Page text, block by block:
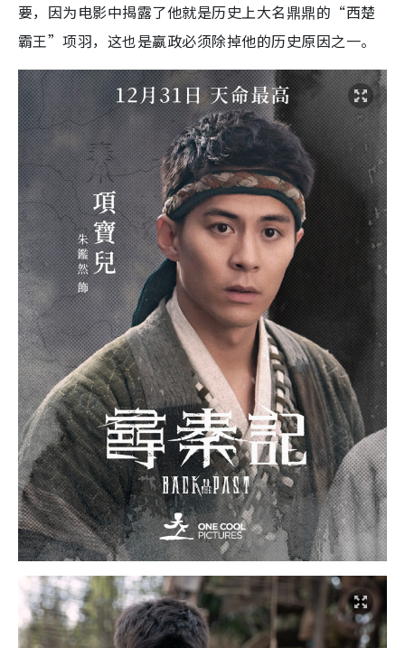
要，因为电影中揭露了他就是历史上大名鼎鼎的“西楚
霸王”项羽，这也是嬴政必须除掉他的历史原因之一。